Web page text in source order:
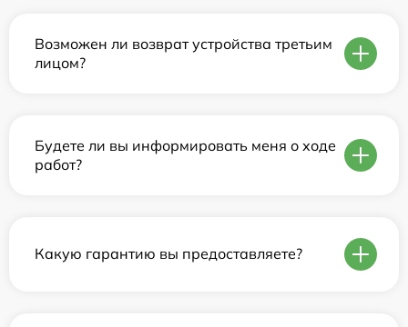
Возможен ли возврат устройства третьим
лицом?
Будете ли вы информировать меня о ходе
работ?
Какую гарантию вы предоставляете?